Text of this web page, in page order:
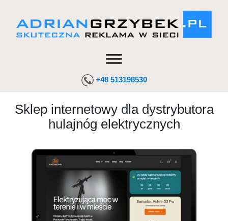
+48 513198530
Sklep internetowy dla dystrybutora
hulajnóg elektrycznych